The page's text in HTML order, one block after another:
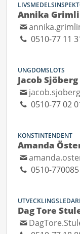
Annika
0510-77 11
UNGDOMSLOTS
Jacob Sjöberg
0510-77 02
KONSTINTENDENT
Amanda
0510-770085
Dag Tore